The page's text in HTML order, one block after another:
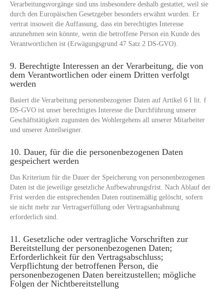
Verarbeitungsvorgänge sind uns insbesondere deshalb gestattet, weil sie
durch den Europäischen Gesetzgeber besonders erwähnt wurden. Er
vertrat insoweit die Auffassung, dass ein berechtigtes Interesse
anzunehmen sein könnte, wenn die betroffene Person ein Kunde des
Verantwortlichen ist (Erwägungsgrund 47 Satz 2 DS-GVO).
9. Berechtigte Interessen an der Verarbeitung, die von
dem Verantwortlichen oder einem Dritten verfolgt
werden
Basiert die Verarbeitung personenbezogener Daten auf Artikel 6 I lit. f
DS-GVO ist unser berechtigtes Interesse die Durchführung unserer
Geschäftstätigkeit zugunsten des Wohlergehens all unserer Mitarbeiter
und unserer Anteilseigner.
10. Dauer, für die die personenbezogenen Daten
gespeichert werden
Das Kriterium für die Dauer der Speicherung von personenbezogenen
Daten ist die jeweilige gesetzliche Aufbewahrungsfrist. Nach Ablauf der
Frist werden die entsprechenden Daten routinemäßig gelöscht, sofern
sie nicht mehr zur Vertragserfüllung oder Vertragsanbahnung
erforderlich sind.
11. Gesetzliche oder vertragliche Vorschriften zur
Bereitstellung der personenbezogenen Daten;
Erforderlichkeit für den Vertragsabschluss;
Verpflichtung der betroffenen Person, die
personenbezogenen Daten bereitzustellen; mögliche
Folgen der Nichtbereitstellung